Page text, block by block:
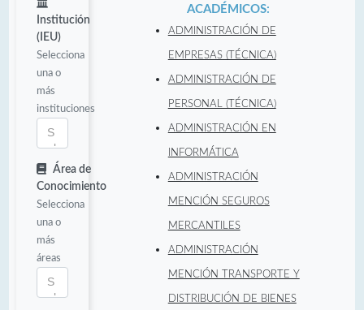
Institución
(IEU)
Selecciona
una o
más
instituciones
Área de
Conocimiento
Selecciona
una o
más
áreas
ACADÉMICOS:
ADMINISTRACIÓN DE
EMPRESAS (TÉCNICA)
ADMINISTRACIÓN DE
PERSONAL (TÉCNICA)
ADMINISTRACIÓN EN
INFORMÁTICA
ADMINISTRACIÓN
MENCIÓN SEGUROS
MERCANTILES
ADMINISTRACIÓN
MENCIÓN TRANSPORTE Y
DISTRIBUCIÓN DE BIENES